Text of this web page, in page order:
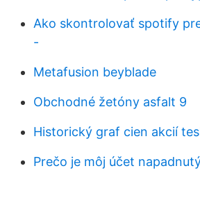
Ako skontrolovať spotify
-
Metafusion beyblade
Obchodné žetóny asfalt 9
Historický graf cien akcií
Prečo je môj účet